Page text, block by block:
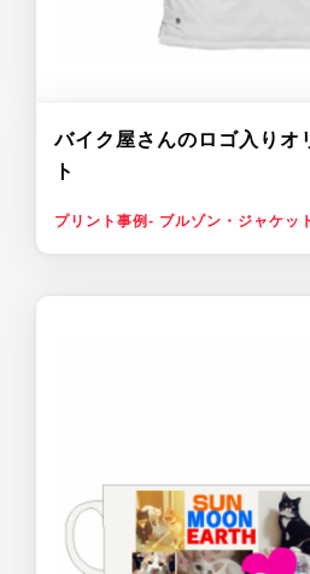
バイク屋さんのロゴ入りオ
ト
プリント事例- ブルゾン・ジャケッ